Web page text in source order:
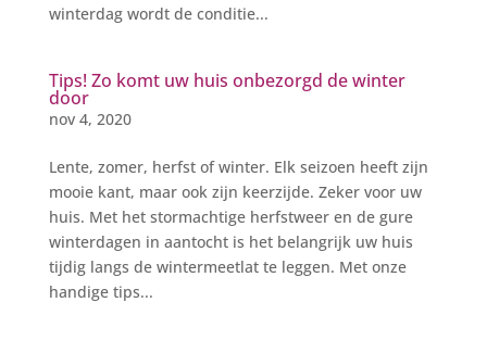
winterdag wordt de conditie...
Tips! Zo komt uw huis onbezorgd de winter
door
nov 4, 2020
Lente, zomer, herfst of winter. Elk seizoen heeft zijn
mooie kant, maar ook zijn keerzijde. Zeker voor uw
huis. Met het stormachtige herfstweer en de gure
winterdagen in aantocht is het belangrijk uw huis
tijdig langs de wintermeetlat te leggen. Met onze
handige tips...